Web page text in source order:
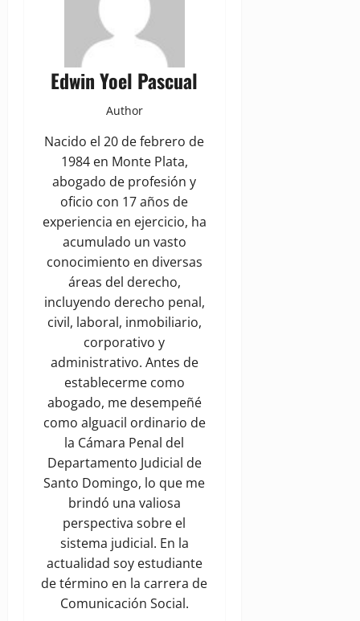
Edwin Yoel Pascual
Author
Nacido el 20 de febrero de
1984 en Monte Plata,
abogado de profesión y
oficio con 17 años de
experiencia en ejercicio, ha
acumulado un vasto
conocimiento en diversas
áreas del derecho,
incluyendo derecho penal,
civil, laboral, inmobiliario,
corporativo y
administrativo. Antes de
establecerme como
abogado, me desempeñé
como alguacil ordinario de
la Cámara Penal del
Departamento Judicial de
Santo Domingo, lo que me
brindó una valiosa
perspectiva sobre el
sistema judicial. En la
actualidad soy estudiante
de término en la carrera de
Comunicación Social.